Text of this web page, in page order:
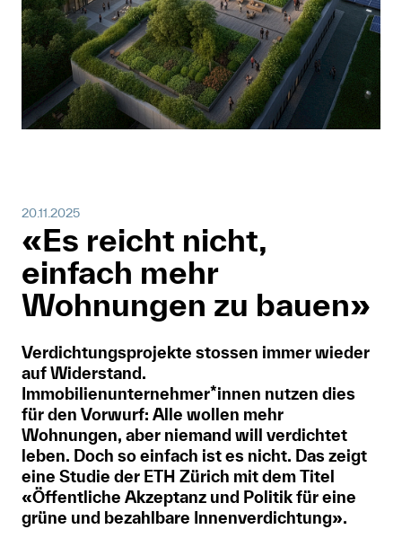
Anmelden
Shop
Suche
20.11.2025
«Es reicht nicht,
einfach mehr
Wohnungen zu bauen»
Verdichtungsprojekte stossen immer wieder
auf Widerstand.
Immobilienunternehmer*innen nutzen dies
für den Vorwurf: Alle wollen mehr
Wohnungen, aber niemand will verdichtet
leben. Doch so einfach ist es nicht. Das zeigt
eine Studie der ETH Zürich mit dem Titel
«Öffentliche Akzeptanz und Politik für eine
grüne und bezahlbare Innenverdichtung».